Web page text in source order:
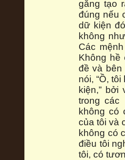
gắng tạo
đúng nếu
dữ kiện
không
Các
Không hề
đề và bên
nói, “Ồ,
kiện,”
trong các
không có
của tôi và
không có
điều tôi
tôi, có